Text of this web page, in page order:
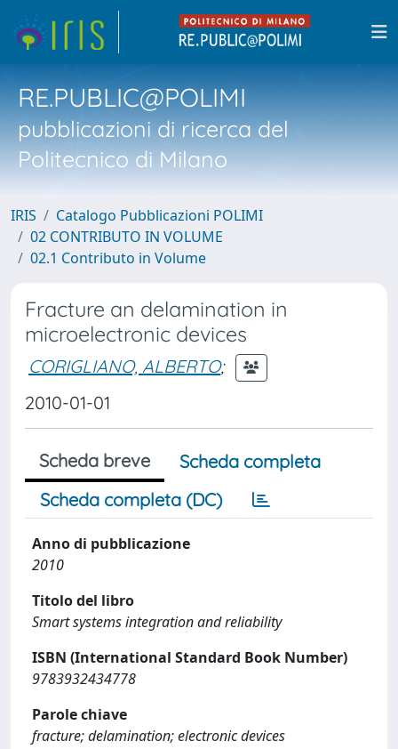
RE.PUBLIC@POLIMI
pubblicazioni di ricerca del
Politecnico di Milano
IRIS
Catalogo Pubblicazioni POLIMI
02 CONTRIBUTO IN VOLUME
02.1 Contributo in Volume
Fracture an delamination in
microelectronic devices
CORIGLIANO, ALBERTO;
2010-01-01
Scheda breve
Scheda completa
Scheda completa (DC)
Anno di pubblicazione
2010
Titolo del libro
Smart systems integration and reliability
ISBN (International Standard Book Number)
9783932434778
Parole chiave
fracture; delamination; electronic devices